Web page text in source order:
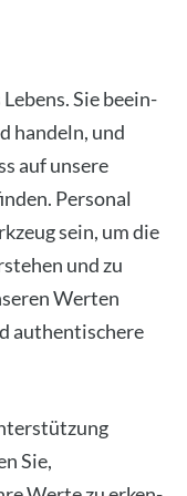
Sie beein­
han­deln, und
auf unse­re
Per­so­nal
sein, um die
und zu
Wer­ten
authen­ti­sche­re
Sie,